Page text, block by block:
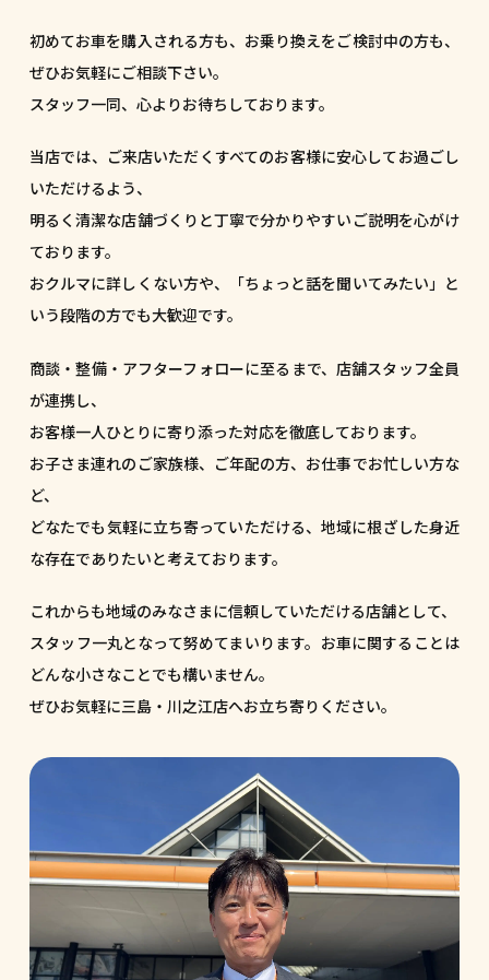
初めてお車を購入される方も、お乗り換えをご検討中の方も、
ぜひお気軽にご相談下さい。
スタッフ一同、心よりお待ちしております。
当店では、ご来店いただくすべてのお客様に安心してお過ごし
いただけるよう、
明るく清潔な店舗づくりと丁寧で分かりやすいご説明を心がけ
ております。
おクルマに詳しくない方や、「ちょっと話を聞いてみたい」と
いう段階の方でも大歓迎です。
商談・整備・アフターフォローに至るまで、店舗スタッフ全員
が連携し、
お客様一人ひとりに寄り添った対応を徹底しております。
お子さま連れのご家族様、ご年配の方、お仕事でお忙しい方な
ど、
どなたでも気軽に立ち寄っていただける、地域に根ざした身近
な存在でありたいと考えております。
これからも地域のみなさまに信頼していただける店舗として、
スタッフ一丸となって努めてまいります。お車に関することは
どんな小さなことでも構いません。
ぜひお気軽に三島・川之江店へお立ち寄りください。